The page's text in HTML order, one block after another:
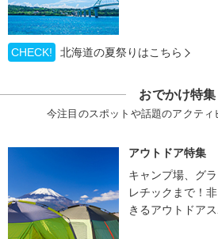
CHECK! 北海道の夏祭りはこちら
おでかけ特集
今注目のスポットや話題のアクティ
アウトドア特集
キャンプ場、グ
レチックまで！
きるアウトドア